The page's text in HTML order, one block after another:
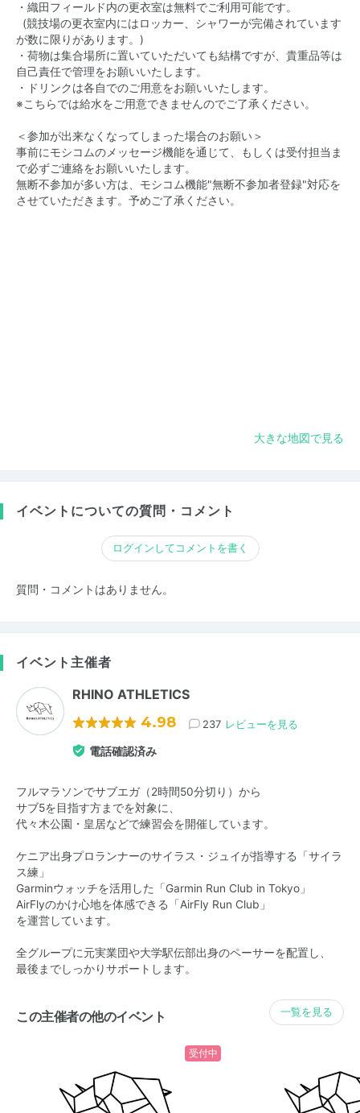
・織田フィールド内の更衣室は無料でご利用可能です。
(競技場の更衣室内にはロッカー、シャワーが完備されています
が数に限りがあります。)
・荷物は集合場所に置いていただいても結構ですが、貴重品等は
自己責任で管理をお願いいたします。
・ ドリンクは各自でのご用意をお願いいたします。
※こちらでは給水をご用意できませんのでご了承ください。
＜参加が出来なくなってしまった場合のお願い＞
事前にモシコムのメッセージ機能を通じて、もしくは受付担当ま
で必ずご連絡をお願いいたします。
無断不参加が多い方は、モシコム機能"無断不参加者登録"対応を
させていただきます。予めご了承ください。
大きな地図で見る
イベントについての質問・コメント
ログインしてコメントを書く
質問・コメントはありません。
イベント主催者
RHINO ATHLETICS
4.98 237 レビューを見る
電話確認済み
フルマラソンでサブエガ（2時間50分切り）から
サブ5を目指す方までを対象に、
代々木公園・皇居などで練習会を開催しています。
ケニア出身プロランナーのサイラス・ジュイが指導する「サイラ
ス練」
Garminウォッチを活用した「Garmin Run Club in Tokyo」
AirFlyのかけ心地を体感できる「AirFly Run Club」
を運営しています。
全グループに元実業団や大学駅伝部出身のペーサーを配置し、
最後までしっかりサポートします。
この主催者の他のイベント 一覧を見る
受付中